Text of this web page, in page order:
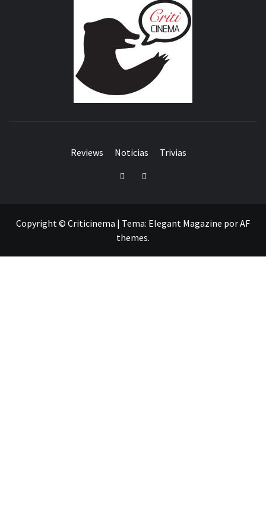
Reviews Noticias Trivias
TwitterFacebook
Copyright © Criticinema | Tema: Elegant Magazine porAF
themes.